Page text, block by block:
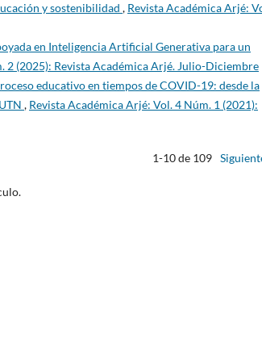
y sostenibilidad , Revista Académica Arjé:
en Inteligencia Artificial Generativa para un
2 (2025): Revista Académica Arjé. Julio-Diciembre
educativo en tiempos de COVID-19: desde la
, Revista Académica Arjé: Vol. 4 Núm. 1 (2021):
1-10 de 109